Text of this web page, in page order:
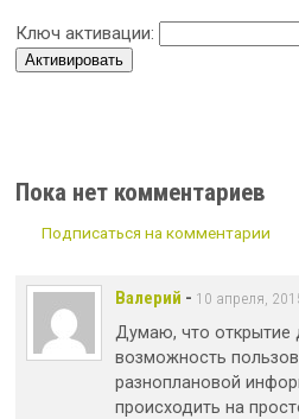
Ключ активации:
Пока нет комментариев
Подписаться на комментарии
Валерий - 10 апреля,
Думаю, что открытие
возможность
разноплановой
происходить на